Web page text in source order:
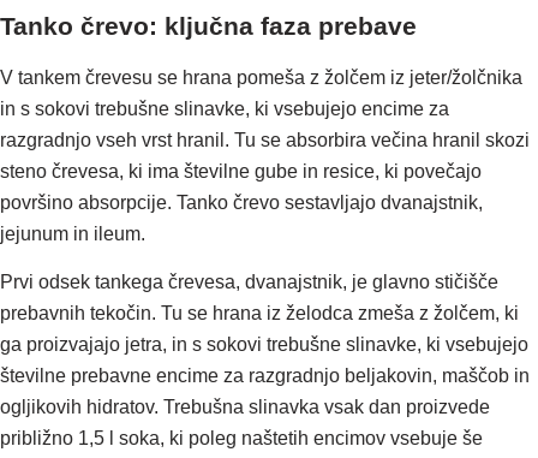
Tanko črevo: ključna faza prebave
V tankem črevesu se hrana pomeša z žolčem iz jeter/žolčnika
in s sokovi trebušne slinavke, ki vsebujejo encime za
razgradnjo vseh vrst hranil. Tu se absorbira večina hranil skozi
steno črevesa, ki ima številne gube in resice, ki povečajo
površino absorpcije. Tanko črevo sestavljajo dvanajstnik,
jejunum in ileum.
Prvi odsek tankega črevesa, dvanajstnik, je glavno stičišče
prebavnih tekočin. Tu se hrana iz želodca zmeša z žolčem, ki
ga proizvajajo jetra, in s sokovi trebušne slinavke, ki vsebujejo
številne prebavne encime za razgradnjo beljakovin, maščob in
ogljikovih hidratov. Trebušna slinavka vsak dan proizvede
približno 1,5 l soka, ki poleg naštetih encimov vsebuje še